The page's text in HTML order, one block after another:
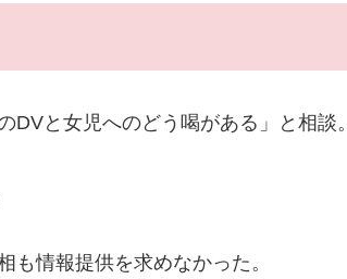
と女児へのどう喝がある」と相談。
情報提供を求めなかった。